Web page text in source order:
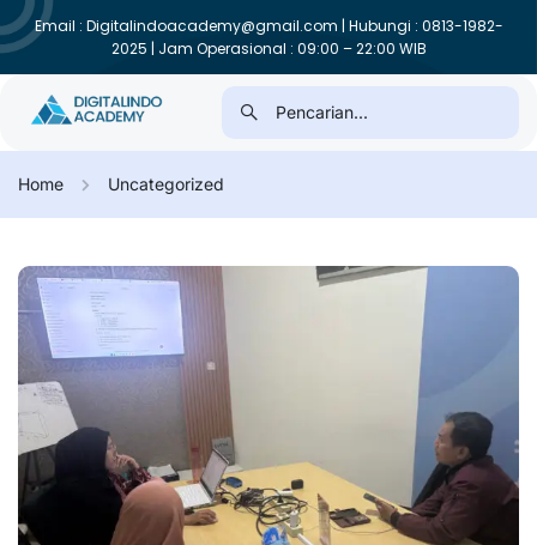
Email : Digitalindoacademy@gmail.com | Hubungi : 0813-1982-
2025 | Jam Operasional : 09:00 – 22:00 WIB
Home Uncategorized